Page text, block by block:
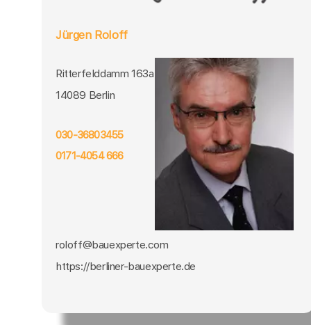
Jürgen Roloff
Ritterfelddamm 163a
14089 Berlin
030-36803455
0171-4054 666
roloff@bauexperte.com
https://berliner-bauexperte.de